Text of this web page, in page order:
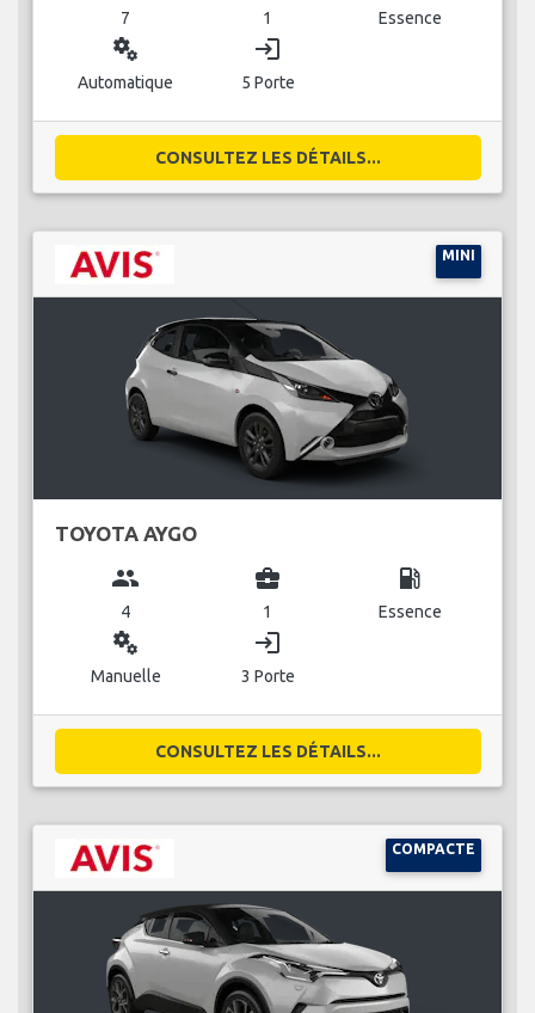
7 1 Essence
miscellaneous_services
Automatique
login
5 Porte
CONSULTEZ LES DÉTAILS...
MINI
TOYOTA AYGO
group
4
business_center
1
local_gas_station
Essence
miscellaneous_services
Manuelle
login
3 Porte
CONSULTEZ LES DÉTAILS...
COMPACTE